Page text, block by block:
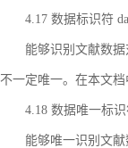
4.17 数据标识符
能够识别文献数
不一定唯一。在本文
4.18 数据唯一标
能够唯一识别文